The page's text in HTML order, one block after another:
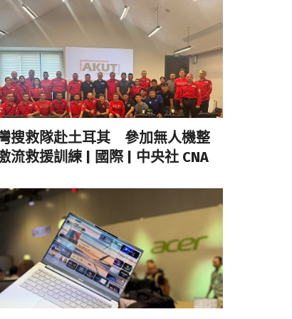
搜救隊赴土耳其 參加無人機整
流救援訓練 | 國際 | 中央社 CNA